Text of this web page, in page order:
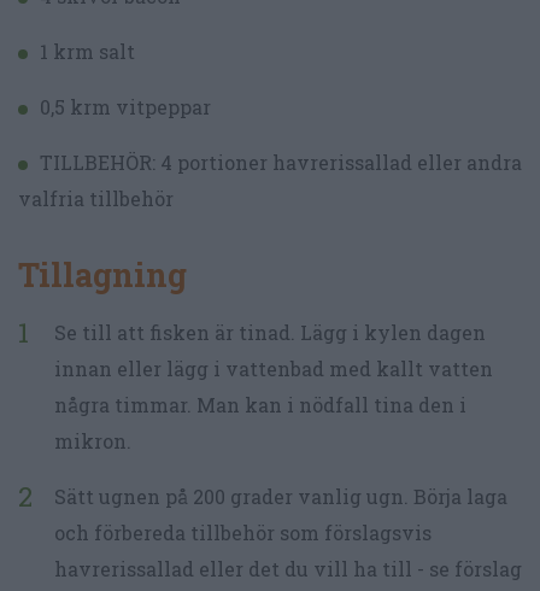
1 krm salt
0,5 krm vitpeppar
TILLBEHÖR: 4 portioner havrerissallad eller andra
valfria tillbehör
Tillagning
Se till att fisken är tinad. Lägg i kylen dagen
innan eller lägg i vattenbad med kallt vatten
några timmar. Man kan i nödfall tina den i
mikron.
Sätt ugnen på 200 grader vanlig ugn. Börja laga
och förbereda tillbehör som förslagsvis
havrerissallad eller det du vill ha till - se förslag